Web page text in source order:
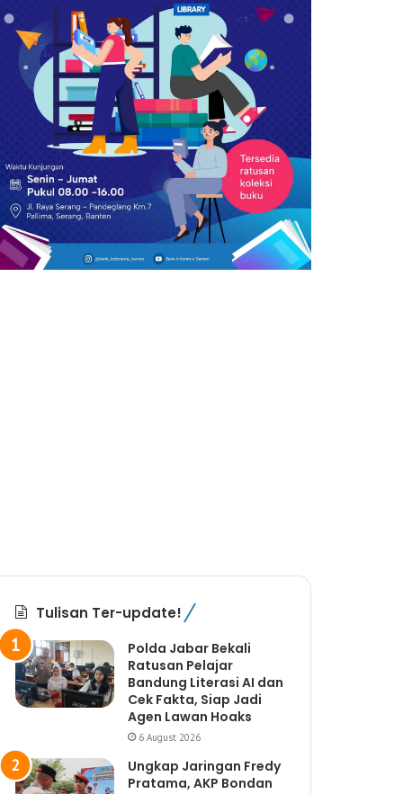
Tulisan Ter-update!
Polda Jabar Bekali
Ratusan Pelajar
Bandung Literasi AI dan
Cek Fakta, Siap Jadi
Agen Lawan Hoaks
6 August 2026
Ungkap Jaringan Fredy
Pratama, AKP Bondan